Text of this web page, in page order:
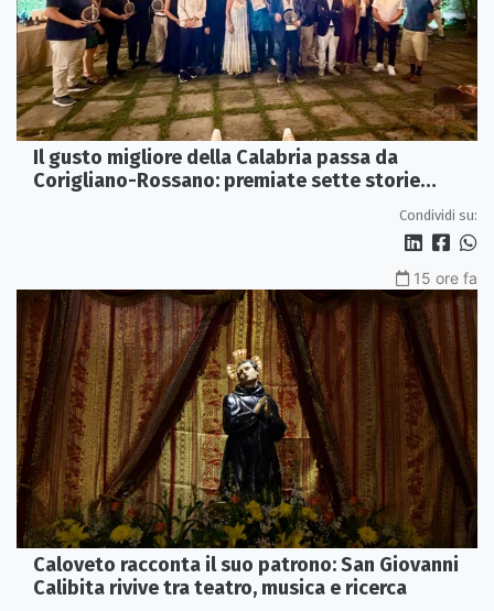
Il gusto migliore della Calabria passa da
Corigliano-Rossano: premiate sette storie
Condividi su:
15 ore fa
Caloveto racconta il suo patrono: San Giovanni
Calibita rivive tra teatro, musica e ricerca